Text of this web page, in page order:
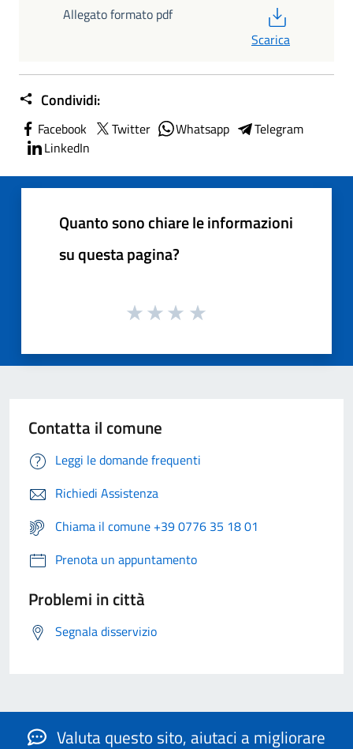
Allegato formato pdf
Scarica
Condividi:
Facebook Twitter Whatsapp
Telegram
LinkedIn
Quanto sono chiare le informazioni
su questa pagina?
Contatta il comune
Leggi le domande frequenti
Richiedi Assistenza
Chiama il comune +39 0776 35 18 01
Prenota un appuntamento
Problemi in città
Segnala disservizio
Valuta questo sito, aiutaci a migliorare